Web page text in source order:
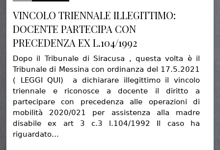
VINCOLO TRIENNALE ILLEGITTIMO:
DOCENTE PARTECIPA CON
PRECEDENZA EX L.104/1992
Dopo il Tribunale di Siracusa , questa volta è il
Tribunale di Messina con ordinanza del 17.5.2021
( LEGGI QUI) a dichiarare illegittimo il vincolo
triennale e riconosce a docente il diritto a
partecipare con precedenza alle operazioni di
mobilità 2020/021 per assistenza alla madre
disabile ex art 3 c.3 l.104/1992 Il caso ha
riguardato…